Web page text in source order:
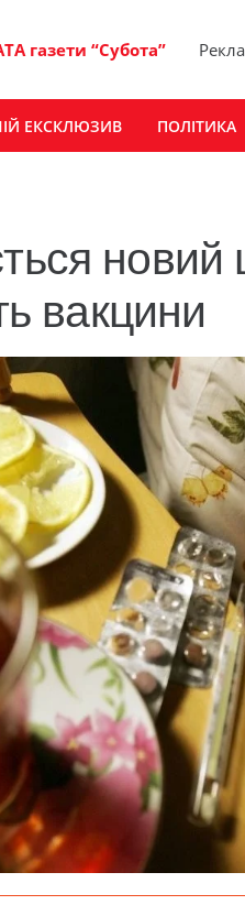
газети “Субота”
ЕКСКЛЮЗИВ ПОЛІТИКА
новий
вакцини